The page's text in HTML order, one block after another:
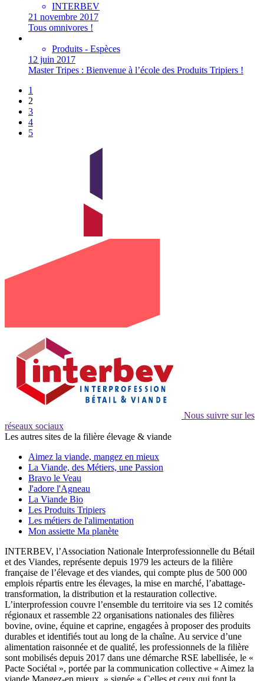
INTERBEV
21 novembre 2017
Tous omnivores !
Produits - Espèces
12 juin 2017
Master Tripes : Bienvenue à l’école des Produits Tripiers !
1
2
3
4
5
Nous suivre sur les
réseaux sociaux
Les autres sites de la filière élevage & viande
Aimez la viande, mangez en mieux
La Viande, des Métiers, une Passion
Bravo le Veau
J'adore l'Agneau
La Viande Bio
Les Produits Tripiers
Les métiers de l'alimentation
Mon assiette Ma planète
INTERBEV, l’Association Nationale Interprofessionnelle du Bétail
et des Viandes, représente depuis 1979 les acteurs de la filière
française de l’élevage et des viandes, qui compte plus de 500 000
emplois répartis entre les élevages, la mise en marché, l’abattage-
transformation, la distribution et la restauration collective.
L’interprofession couvre l’ensemble du territoire via ses 12 comités
régionaux et rassemble 22 organisations nationales des filières
bovine, ovine, équine et caprine, engagées à proposer des produits
durables et identifiés tout au long de la chaîne. Au service d’une
alimentation raisonnée et de qualité, les professionnels de la filière
sont mobilisés depuis 2017 dans une démarche RSE labellisée, le «
Pacte Sociétal », portée par la communication collective « Aimez la
viande Mangez-en mieux. » signée « Celles et ceux qui font la